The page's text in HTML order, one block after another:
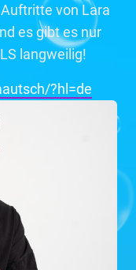
von Lara
es gibt es nur
langweilig!
?hl=de